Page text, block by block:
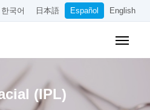
한국어 日本語 Español English
(IPL)